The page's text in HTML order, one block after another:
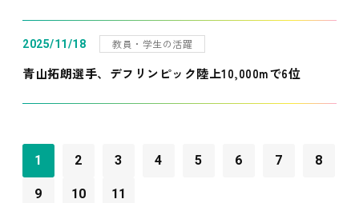
2025/11/18 教員・学生の活躍
青山拓朗選手、デフリンピック陸上10,000mで6位
1 2 3 4 5 6 7 8
9 10 11